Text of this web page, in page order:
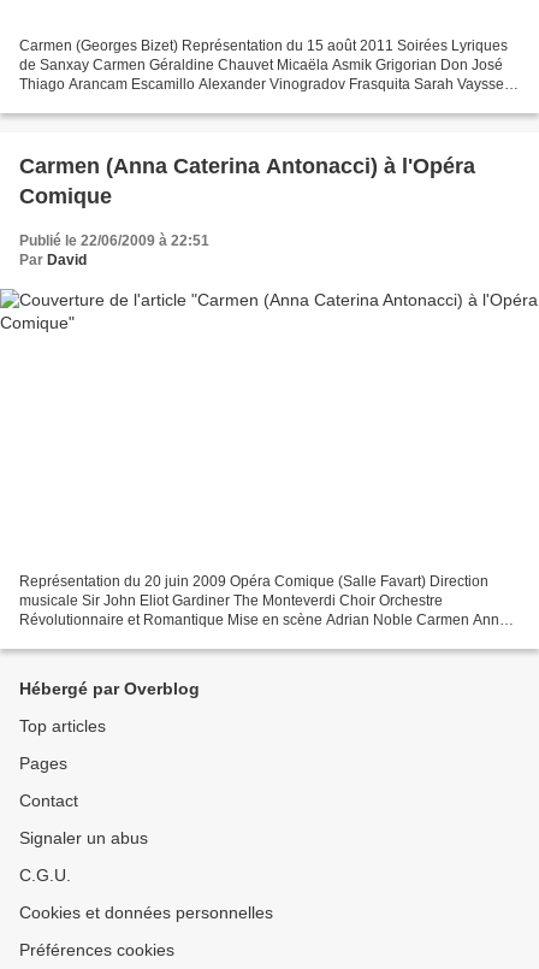
Carmen (Georges Bizet) Représentation du 15 août 2011 Soirées Lyriques
de Sanxay Carmen Géraldine Chauvet Micaëla Asmik Grigorian Don José
Thiago Arancam Escamillo Alexander Vinogradov Frasquita Sarah Vaysset
Carmen (Anna Caterina Antonacci) à l'Opéra
Comique
Publié le 22/06/2009 à 22:51
Par David
Représentation du 20 juin 2009 Opéra Comique (Salle Favart) Direction
musicale Sir John Eliot Gardiner The Monteverdi Choir Orchestre
Révolutionnaire et Romantique Mise en scène Adrian Noble Carmen Anna
Hébergé par Overblog
Top articles
Pages
Contact
Signaler un abus
C.G.U.
Cookies et données personnelles
Préférences cookies